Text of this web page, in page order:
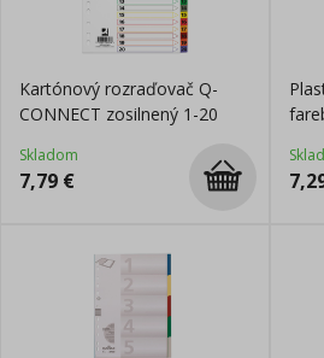
Kartónový rozraďovač Q-
CONNECT zosilnený 1-20
Skladom
7,79 €